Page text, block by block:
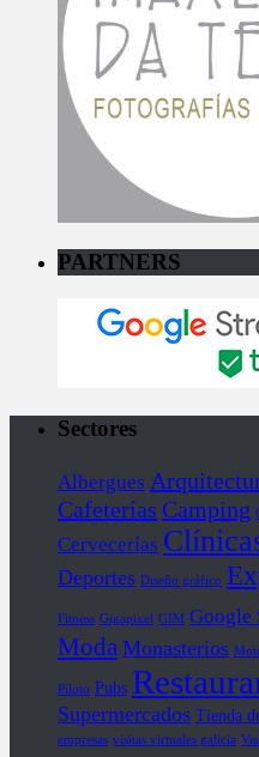
PARTNERS
Sectores
Albergues
Cafeterías Camping
Cervecerías
Deportes Diseño gráfico
Fitness Gigapixel GIM Google
Moda Monasterios
Piloto Pubs
Supermercados Tienda
empresas visitas virtuales galicia